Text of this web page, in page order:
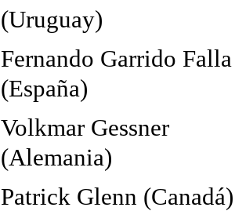
(Uruguay)
Fernando Garrido Falla
(España)
Volkmar Gessner
(Alemania)
Patrick Glenn (Canadá)